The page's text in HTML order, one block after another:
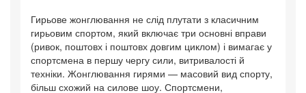
Гирьове жонглювання не слід плутати з класичним
гирьовим спортом, який включає три основні вправи
(ривок, поштовх і поштовх довгим циклом) і вимагає у
спортсмена в першу чергу сили, витривалості й
техніки. Жонглювання гирями — масовий вид спорту,
більш схожий на силове шоу. Спортсмени,